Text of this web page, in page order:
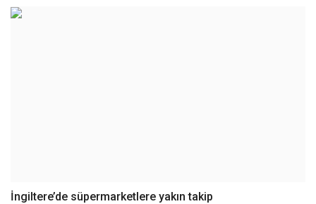
İngiltere’de süpermarketlere yakın takip